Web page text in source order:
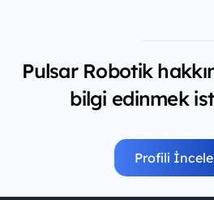
Pulsar Robotik
bilgi edinmek
Profili İncele